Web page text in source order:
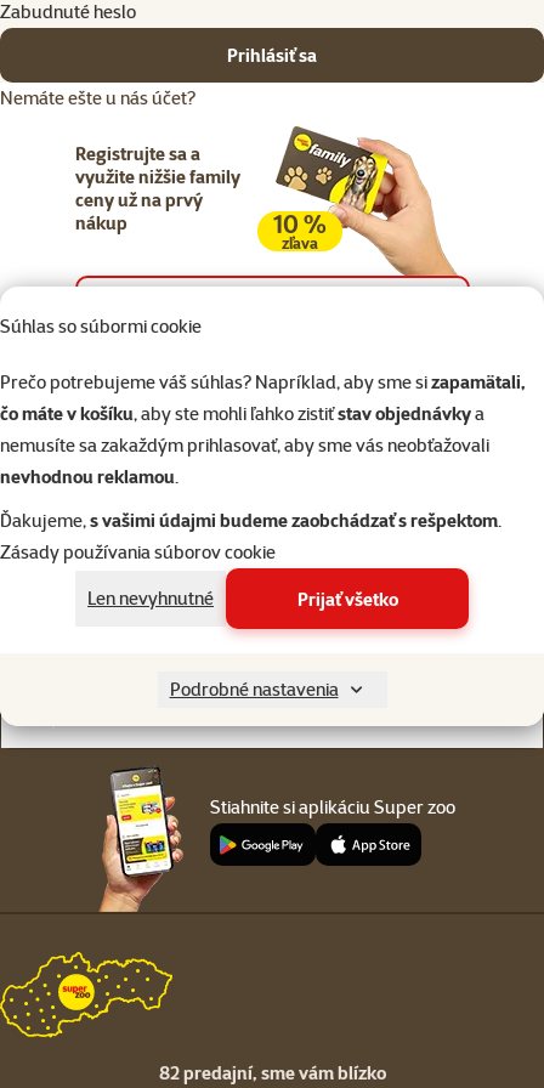
Súhlas so súbormi cookie
Prečo potrebujeme váš súhlas? Napríklad, aby sme sizapamätali,
čo máte v košíku, aby ste mohli ľahko zistiťstav objednávkya
nemusíte sa zakaždým prihlasovať, aby sme vás neobťažovali
nevhodnou reklamou.
Ďakujeme,s vašimi údajmi budeme zaobchádzať s rešpektom.
Zásady používania súborov cookie
Len nevyhnutné
Prijať všetko
Podrobné nastavenia
Zabudnuté heslo
Prihlásiť sa
Nemáte ešte u nás účet?
Registrujte sa a
využite nižšie family
ceny už na prvý
nákup
10 %
zľava
Napíšte nám
eshop@superzoo.sk
02/20570200
Online chat
sme vám blízko
Stiahnite si aplikáciu Super zoo
82 predajní, sme vám blízko